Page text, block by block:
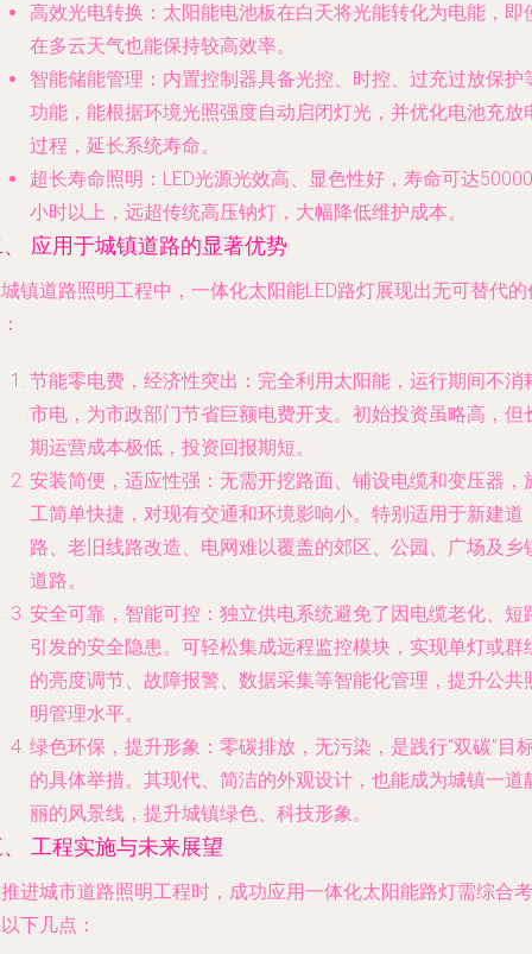
高效光电转换 ：太阳能电池板在白天将光能转化为电能，即
在多云天气也能保持较高效率。
智能储能管理 ：内置控制器具备光控、时控、过充过放保护
功能，能根据环境光照强度自动启闭灯光，并优化电池充放
过程，延长系统寿命。
超长寿命照明 ：LED光源光效高、显色性好，寿命可达50000
小时以上，远超传统高压钠灯，大幅降低维护成本。
应用于城镇道路的显著优势
镇道路照明工程中，一体化太阳能LED路灯展现出无可替代的
节能零电费，经济性突出 ：完全利用太阳能，运行期间不消
市电，为市政部门节省巨额电费开支。初始投资虽略高，但
期运营成本极低，投资回报期短。
安装简便，适应性强 ：无需开挖路面、铺设电缆和变压器，
工简单快捷，对现有交通和环境影响小。特别适用于新建道
路、老旧线路改造、电网难以覆盖的郊区、公园、广场及乡
道路。
安全可靠，智能可控 ：独立供电系统避免了因电缆老化、短
引发的安全隐患。可轻松集成远程监控模块，实现单灯或群
的亮度调节、故障报警、数据采集等智能化管理，提升公共
明管理水平。
绿色环保，提升形象 ：零碳排放，无污染，是践行“双碳”目
的具体举措。其现代、简洁的外观设计，也能成为城镇一道
丽的风景线，提升城镇绿色、科技形象。
工程实施与未来展望
进城市道路照明工程时，成功应用一体化太阳能路灯需综合考
下几点：